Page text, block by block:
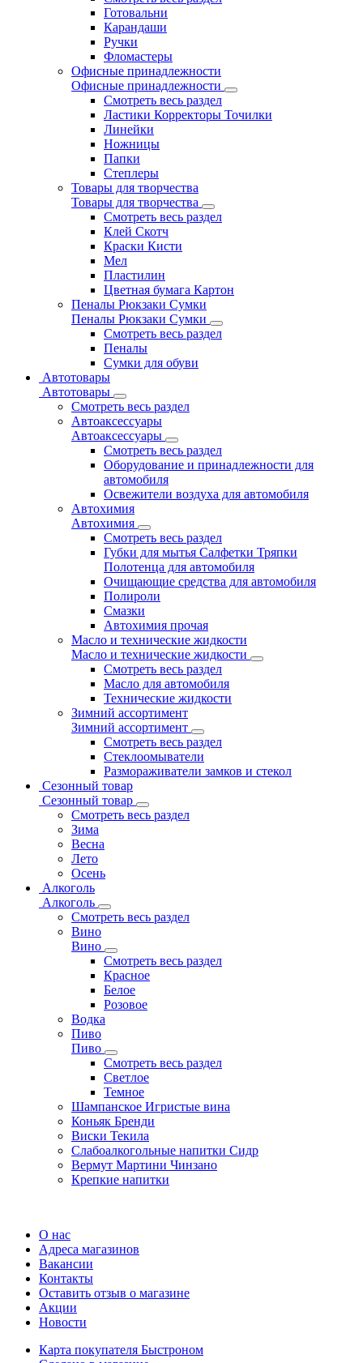
Готовальни
Карандаши
Ручки
Фломастеры
Офисные принадлежности
Офисные принадлежности
Смотреть весь раздел
Ластики Корректоры Точилки
Линейки
Ножницы
Папки
Степлеры
Товары для творчества
Товары для творчества
Смотреть весь раздел
Клей Скотч
Краски Кисти
Мел
Пластилин
Цветная бумага Картон
Пеналы Рюкзаки Сумки
Пеналы Рюкзаки Сумки
Смотреть весь раздел
Пеналы
Сумки для обуви
Автотовары
Автотовары
Смотреть весь раздел
Автоаксессуары
Автоаксессуары
Смотреть весь раздел
Оборудование и принадлежности для
автомобиля
Освежители воздуха для автомобиля
Автохимия
Автохимия
Смотреть весь раздел
Губки для мытья Салфетки Тряпки
Полотенца для автомобиля
Очищающие средства для автомобиля
Полироли
Смазки
Автохимия прочая
Масло и технические жидкости
Масло и технические жидкости
Смотреть весь раздел
Масло для автомобиля
Технические жидкости
Зимний ассортимент
Зимний ассортимент
Смотреть весь раздел
Стеклоомыватели
Размораживатели замков и стекол
Сезонный товар
Сезонный товар
Смотреть весь раздел
Зима
Весна
Лето
Осень
Алкоголь
Алкоголь
Смотреть весь раздел
Вино
Вино
Смотреть весь раздел
Красное
Белое
Розовое
Водка
Пиво
Пиво
Смотреть весь раздел
Cветлое
Темное
Шампанское Игристые вина
Коньяк Бренди
Виски Текила
Слабоалкогольные напитки Сидр
Вермут Мартини Чинзано
Крепкие напитки
О нас
Адреса магазинов
Вакансии
Контакты
Оставить отзыв о магазине
Акции
Новости
Карта покупателя Быстроном